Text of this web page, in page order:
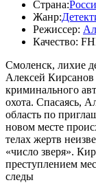
Страна:
Жанр:
Режиссер:
Качество:
Смоленск, лихие
Алексей Кирсанов
криминального
охота. Спасаясь,
область по
новом месте
телах жертв
«число зверя».
преступлением
следы